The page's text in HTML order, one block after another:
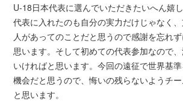
U-18日本代表に選んでいただきたいへん嬉
代表に入れたのも自分の実力だけじゃなく
人があってのことだと思うので感謝を忘れ
思います。そして初めての代表参加なので
いければと思います。今回の遠征で世界基
機会だと思うので、悔いの残らないようチ
と思います。